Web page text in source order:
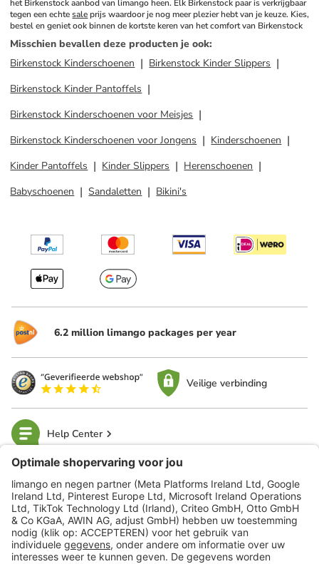
het Birkenstock aanbod van limango heen. Elk Birkenstock paar is verkrijgbaar
tegen een echte sale prijs waardoor je nog meer plezier hebt van je keuze. Kies,
bestel en geniet ook binnen de kortste keren van het comfort van Birkenstock
Misschien bevallen deze producten je ook:
Birkenstock Kinderschoenen
Birkenstock Kinder Slippers
Birkenstock Kinder Pantoffels
Birkenstock Kinderschoenen voor Meisjes
Birkenstock Kinderschoenen voor Jongens
Kinderschoenen
Kinder Pantoffels
Kinder Slippers
Herenschoenen
Babyschoenen
Sandaletten Bikini's
6.2 million limango packages per year
Veilige verbinding
Help Center
limango
Veilig winkelen
Klantenservice